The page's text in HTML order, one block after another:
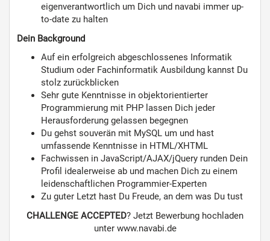
eigenverantwortlich um Dich und navabi immer up-
to-date zu halten
Dein Background
Auf ein erfolgreich abgeschlossenes Informatik
Studium oder Fachinformatik Ausbildung kannst Du
stolz zurückblicken
Sehr gute Kenntnisse in objektorientierter
Programmierung mit PHP lassen Dich jeder
Herausforderung gelassen begegnen
Du gehst souverän mit MySQL um und hast
umfassende Kenntnisse in HTML/XHTML
Fachwissen in JavaScript/AJAX/jQuery runden Dein
Profil idealerweise ab und machen Dich zu einem
leidenschaftlichen Programmier-Experten
Zu guter Letzt hast Du Freude, an dem was Du tust
CHALLENGE ACCEPTED? Jetzt Bewerbung hochladen
unter www.navabi.de